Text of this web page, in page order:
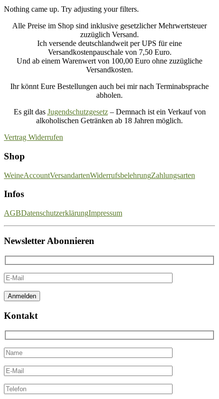
Nothing came up. Try adjusting your filters.
Alle Preise im Shop sind inklusive gesetzlicher Mehrwertsteuer
zuzüglich Versand.
Ich versende deutschlandweit per UPS für eine
Versandkostenpauschale von 7,50 Euro.
Und ab einem Warenwert von 100,00 Euro ohne zuzügliche
Versandkosten.
Ihr könnt Eure Bestellungen auch bei mir nach Terminabsprache
abholen.
Es gilt das Jugendschutzgesetz– Demnach ist ein Verkauf von
alkoholischen Getränken ab 18 Jahren möglich.
Vertrag Widerrufen
Shop
WeineAccountVersandartenWiderrufsbelehrungZahlungsarten
Infos
AGBDatenschutzerklärungImpressum
Newsletter Abonnieren
Kontakt